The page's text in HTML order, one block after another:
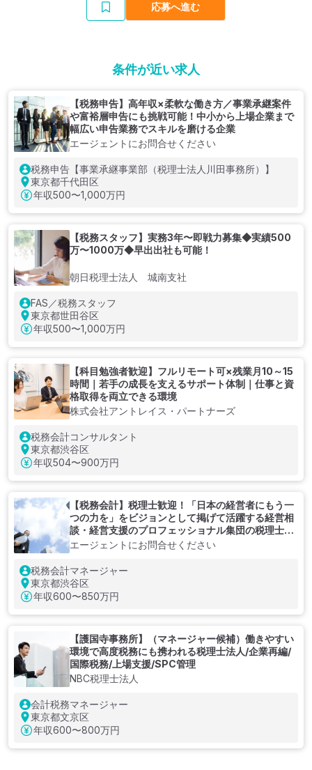
応募へ進む
条件が近い求人
【税務申告】高年収×柔軟な働き方／事業承継案件
や富裕層申告にも挑戦可能！中小から上場企業まで
幅広い申告業務でスキルを磨ける企業
エージェントにお問合せください
税務申告【事業承継事業部（税理士法人川田事務所）】
東京都千代田区
年収500〜1,000万円
【税務スタッフ】実務3年〜即戦力募集◆実績500
万〜1000万◆早出出社も可能！
朝日税理士法人 城南支社
FAS／税務スタッフ
東京都世田谷区
年収500〜1,000万円
【科目勉強者歓迎】フルリモート可×残業月10～15
時間｜若手の成長を支えるサポート体制｜仕事と資
格取得を両立できる環境
株式会社アントレイス・パートナーズ
税務会計コンサルタント
東京都渋谷区
年収504〜900万円
【税務会計】税理士歓迎！「日本の経営者にもう一
つの力を」をビジョンとして掲げて活躍する経営相
談・経営支援のプロフェッショナル集団の税理士法
人
エージェントにお問合せください
税務会計マネージャー
東京都渋谷区
年収600〜850万円
【護国寺事務所】（マネージャー候補）働きやすい
環境で高度税務にも携われる税理士法人/企業再編/
国際税務/上場支援/SPC管理
NBC税理士法人
会計税務マネージャー
東京都文京区
年収600〜800万円